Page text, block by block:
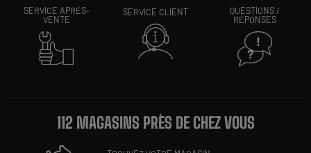
SERVICE APRÈS-
VENTE
SERVICE CLIENT
QUESTIONS /
RÉPONSES
112 MAGASINS PRÈS DE CHEZ VOUS